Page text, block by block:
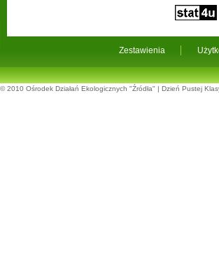
Zestawienia
© 2010 Ośrodek Działań Ekologicznych "Źródła" | Dzień Pustej